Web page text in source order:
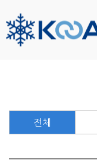
전체